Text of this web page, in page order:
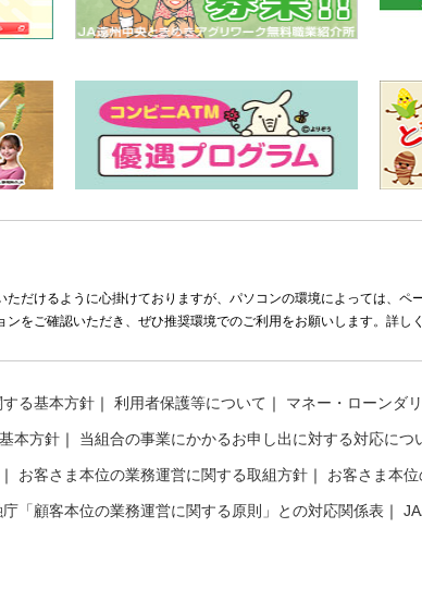
だけるように心掛けておりますが、パソコンの環境によっては、ペ
ンをご確認いただき、ぜひ推奨環境でのご利用をお願いします。詳し
る基本方針 利用者保護等について マネー・ローンダ
本方針 当組合の事業にかかるお申し出に対する対応につ
お客さま本位の業務運営に関する取組方針 お客さま本
庁「顧客本位の業務運営に関する原則」との対応関係表